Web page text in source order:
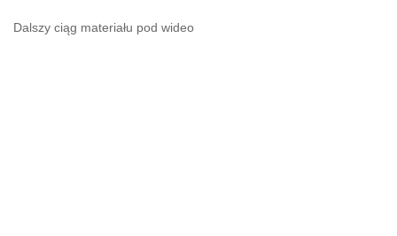
Dalszy ciąg materiału pod wideo